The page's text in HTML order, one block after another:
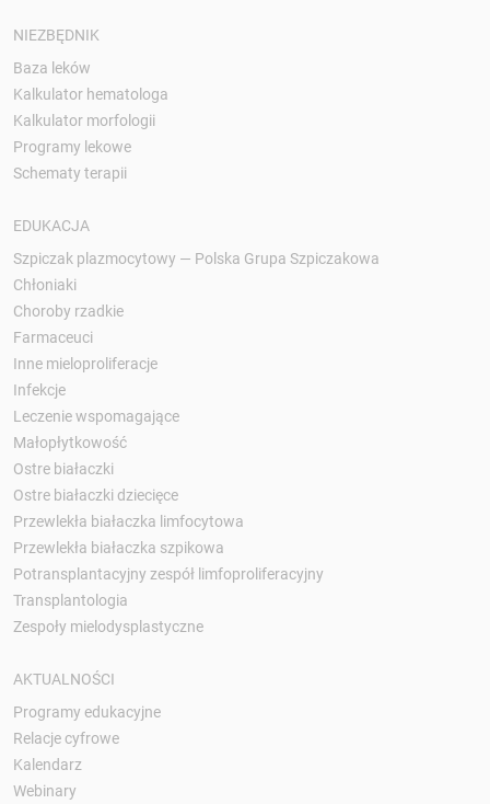
NIEZBĘDNIK
Baza leków
Kalkulator hematologa
Kalkulator morfologii
Programy lekowe
Schematy terapii
EDUKACJA
Szpiczak plazmocytowy — Polska Grupa Szpiczakowa
Chłoniaki
Choroby rzadkie
Farmaceuci
Inne mieloproliferacje
Infekcje
Leczenie wspomagające
Małopłytkowość
Ostre białaczki
Ostre białaczki dziecięce
Przewlekła białaczka limfocytowa
Przewlekła białaczka szpikowa
Potransplantacyjny zespół limfoproliferacyjny
Transplantologia
Zespoły mielodysplastyczne
AKTUALNOŚCI
Programy edukacyjne
Relacje cyfrowe
Kalendarz
Webinary